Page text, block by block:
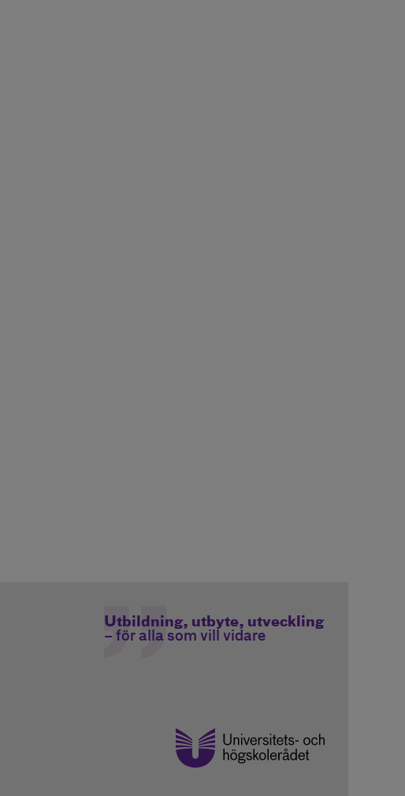
Utbildning, utbyte, utveckling
– för alla som vill vidare